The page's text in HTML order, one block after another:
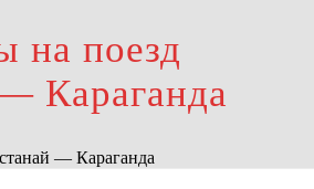
на поезд
Караганда
— Караганда